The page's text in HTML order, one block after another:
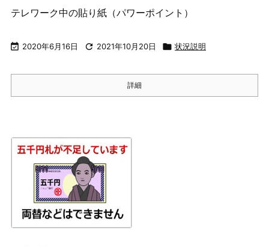
テレワーク中の貼り紙（パワーポイント）
 2020年6月16日  2021年10月20日  状況説明
詳細